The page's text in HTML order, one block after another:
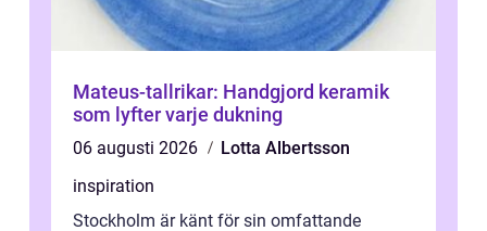
Mateus-tallrikar: Handgjord keramik
som lyfter varje dukning
06 augusti 2026
Lotta Albertsson
inspiration
Stockholm är känt för sin omfattande